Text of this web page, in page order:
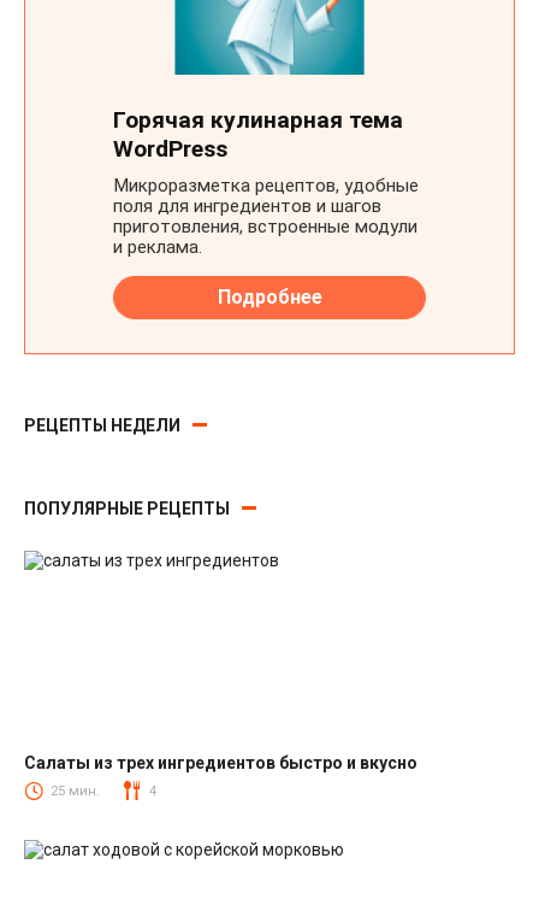
РЕЦЕПТЫ НЕДЕЛИ
ПОПУЛЯРНЫЕ РЕЦЕПТЫ
Салаты
Салаты из трех ингредиентов быстро и вкусно
25 мин. 4